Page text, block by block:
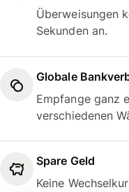
Überweisungen
Sekunden an.
Globale
Empfange ganz
verschiedenen
Spare Geld
Keine